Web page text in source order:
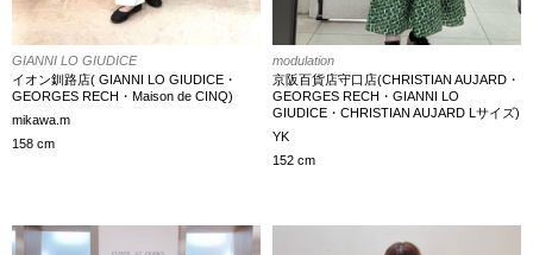
GIANNI LO GIUDICE
イオン釧路店( GIANNI LO GIUDICE・
GEORGES RECH・Maison de CINQ)
mikawa.m
158 cm
modulation
京阪百貨店守口店(CHRISTIAN AUJARD・
GEORGES RECH・GIANNI LO
GIUDICE・CHRISTIAN AUJARD Lサイズ)
YK
152 cm